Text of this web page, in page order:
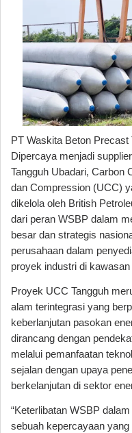
PT Waskita Beton
Dipercaya menjadi
Tangguh Ubadari, Carbon
dan Compression (UCC)
dikelola oleh British
dari peran WSBP dalam
besar dan strategis
perusahaan dalam
proyek industri di
Proyek UCC Tangguh
alam terintegrasi yang
keberlanjutan pasokan
dirancang dengan
melalui pemanfaatan
sejalan dengan upaya
berkelanjutan di sektor
“Keterlibatan WSBP
sebuah kepercayaan